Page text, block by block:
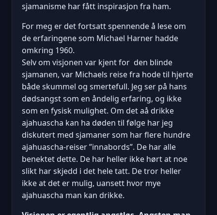
sjamanisme har fått inspirasjon fra ham.
For meg er det fortsatt spennende å lese om
de erfaringene som Michael Harner hadde
omkring 1960.
Selv om visjonen var kjent for den blinde
sjamanen, var Michaels reise fra hode til hjerte
både skummel og smertefull. Jeg ser på hans
dødsangst som en åndelig erfaring, og ikke
som en fysisk mulighet. Om det aå drikke
ajahuascha kan ha døden til følge har jeg
diskutert med sjamaner som har flere hundre
ajahuascha-reiser ”innabords”. De har alle
benektet dette. De har heller ikke hørt at noe
slikt har skjedd i det hele tatt. De tror heller
ikke at det er mulig, uansett hvor mye
ajahuascha man kan drikke.